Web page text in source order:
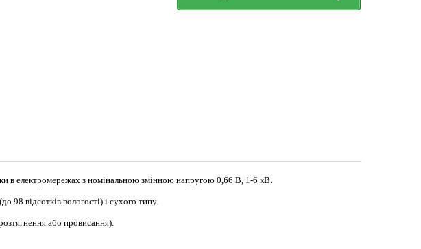
в електромережах з номінальною змінною напругою 0,66 В, 1-6 кВ.
98 відсотків вологості) і сухого типу.
або провисання).